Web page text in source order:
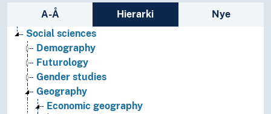
Sidefelt: navigér i vokabularet på ulike
A-Å Hierarki
Nye
Social sciences
Demography
Futurology
Gender studies
Geography
Economic geography